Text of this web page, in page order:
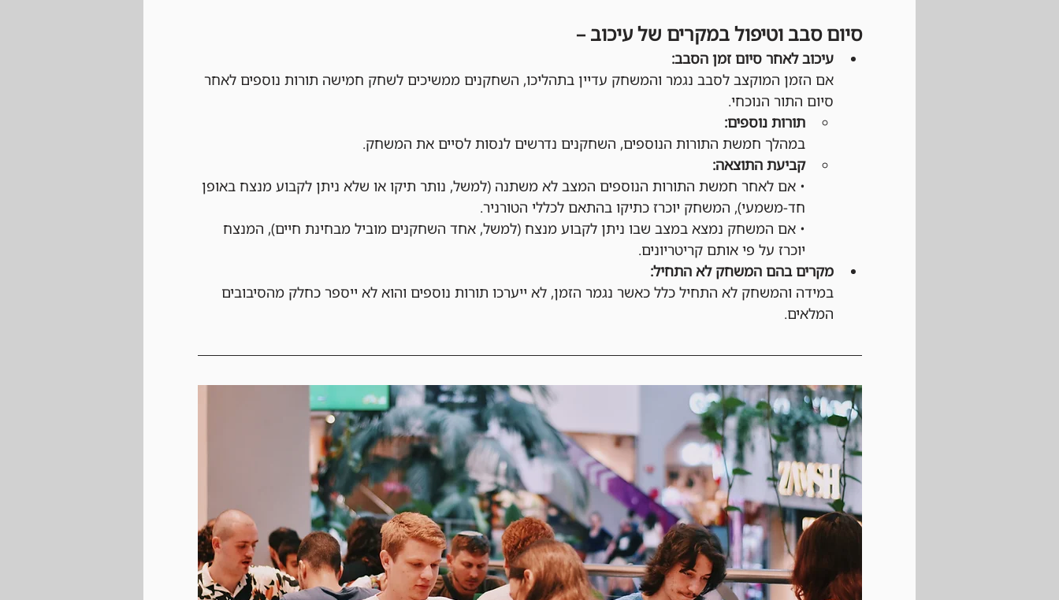
סיום סבב וטיפול במקרים של עיכוב –
עיכוב לאחר סיום זמן הסבב:
אם הזמן המוקצב לסבב נגמר והמשחק עדיין בתהליכו, השחקנים ממשיכים לשחק חמישה תורות נוספים לאחר
סיום התור הנוכחי.
תורות נוספים:
במהלך חמשת התורות הנוספים, השחקנים נדרשים לנסות לסיים את המשחק.
קביעת התוצאה:
• אם לאחר חמשת התורות הנוספים המצב לא משתנה (למשל, נותר תיקו או שלא ניתן לקבוע מנצח באופן
חד-משמעי), המשחק יוכרז כתיקו בהתאם לכללי הטורניר.
• אם המשחק נמצא במצב שבו ניתן לקבוע מנצח (למשל, אחד השחקנים מוביל מבחינת חיים), המנצח
יוכרז על פי אותם קריטריונים.
מקרים בהם המשחק לא התחיל:
במידה והמשחק לא התחיל כלל כאשר נגמר הזמן, לא ייערכו תורות נוספים והוא לא ייספר כחלק מהסיבובים
המלאים.